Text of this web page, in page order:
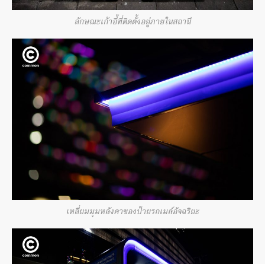
ลักษณะเก้าอี้ที่ติดตั้งอยู่ภายในสถานี
เหลี่ยมมุมหลังคาของป้ายรถเมล์อัจฉริยะ